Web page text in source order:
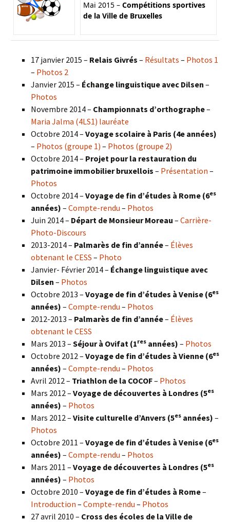
Mai 2015 – Compétitions sportives
de la Ville de Bruxelles
17 janvier 2015 – Relais Givrés – Résultats – Photos 1
– Photos 2
Janvier 2015 – Échange linguistique avec Dilsen –
Photos
Novembre 2014 – Championnats d’orthographe–
Maria Jalma (4LS1) lauréate
Octobre 2014 – Voyage scolaire à Paris (4e années)
– Photos (groupe 1) – Photos (groupe 2)
Octobre 2014 – Projet pour la restauration du
patrimoine immobilier bruxellois – Présentation –
Photos
Octobre 2014 – Voyage de fin d’études à Rome (6es
années) – Compte-rendu – Photos
Juin 2014 – Départ de Monsieur Moreau – Carrière-
Photo-Discours
2013-2014 – Palmarès de fin d’année– Élèves
obtenant le CESS – Photo
Janvier- Février 2014 – Échange linguistique avec
Dilsen – Photos
Octobre 2013 – Voyage de fin d’études à Venise (6es
années) – Compte-rendu – Photos
2012-2013 – Palmarès de fin d’année– Élèves
obtenant le CESS
Mars 2013 – Séjour à Ovifat (1res années) – Photos
Octobre 2012 – Voyage de fin d’études à Vienne (6es
années) – Compte-rendu – Photos
Avril 2012 – Triathlon de la COCOF– Photos
Mars 2012 – Voyage de découvertes à Londres (5es
années) – Photos
Mars 2012 – Visite culturelle d’Anvers (5es années) –
Photos
Octobre 2011 – Voyage de fin d’études à Venise (6es
années) – Compte-rendu – Photos
Mars 2011 – Voyage de découvertes à Londres (5es
années) – Photos
Octobre 2010 – Voyage de fin d’études à Rome–
Introduction – Compte-rendu – Photos
27 avril 2010 – Cross des écoles de la Ville de